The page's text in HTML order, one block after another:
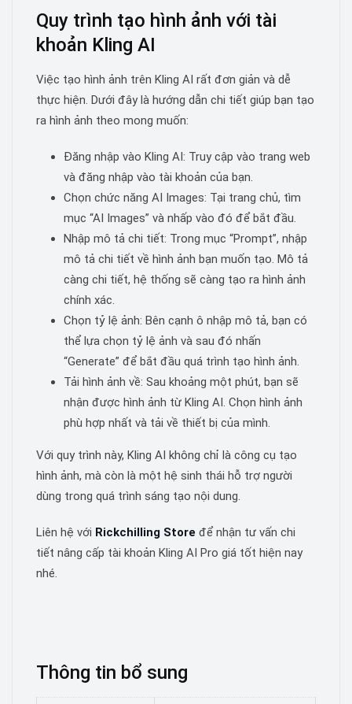
Quy trình tạo hình ảnh với tài
khoản Kling AI
Việc tạo hình ảnh trên Kling AI rất đơn giản và dễ
thực hiện. Dưới đây là hướng dẫn chi tiết giúp bạn tạo
ra hình ảnh theo mong muốn:
Đăng nhập vào Kling AI: Truy cập vào trang web
và đăng nhập vào tài khoản của bạn.
Chọn chức năng AI Images: Tại trang chủ, tìm
mục “AI Images” và nhấp vào đó để bắt đầu.
Nhập mô tả chi tiết: Trong mục “Prompt”, nhập
mô tả chi tiết về hình ảnh bạn muốn tạo. Mô tả
càng chi tiết, hệ thống sẽ càng tạo ra hình ảnh
chính xác.
Chọn tỷ lệ ảnh: Bên cạnh ô nhập mô tả, bạn có
thể lựa chọn tỷ lệ ảnh và sau đó nhấn
“Generate” để bắt đầu quá trình tạo hình ảnh.
Tải hình ảnh về: Sau khoảng một phút, bạn sẽ
nhận được hình ảnh từ Kling AI. Chọn hình ảnh
phù hợp nhất và tải về thiết bị của mình.
Với quy trình này, Kling AI không chỉ là công cụ tạo
hình ảnh, mà còn là một hệ sinh thái hỗ trợ người
dùng trong quá trình sáng tạo nội dung.
Liên hệ với Rickchilling Store để nhận tư vấn chi
tiết nâng cấp tài khoản Kling AI Pro giá tốt hiện nay
nhé.
Thông tin bổ sung